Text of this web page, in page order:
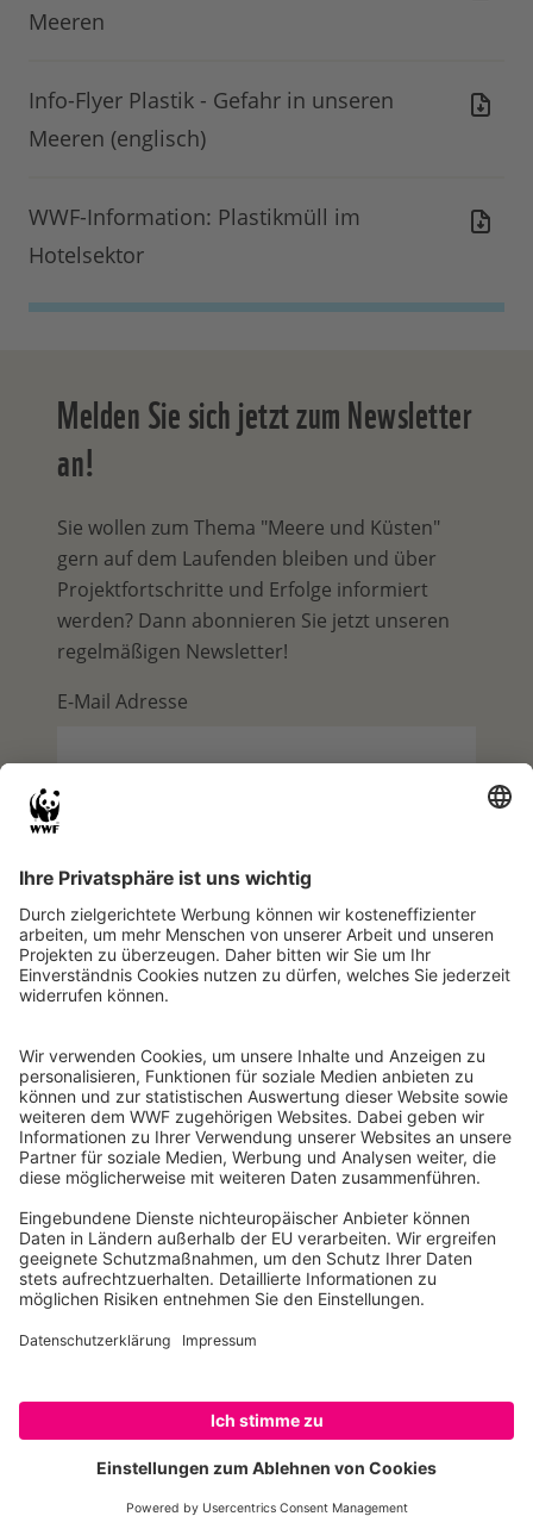
SPENDEN
Meeren
Info-Flyer Plastik - Gefahr in unseren
Meeren (englisch)
WWF-Information: Plastikmüll im
Hotelsektor
Melden Sie sich jetzt zum Newsletter
an!
Sie wollen zum Thema "Meere und Küsten"
gern auf dem Laufenden bleiben und über
Projektfortschritte und Erfolge informiert
werden? Dann abonnieren Sie jetzt unseren
regelmäßigen Newsletter!
E-Mail Adresse
personenbezogenen Daten durch den
WWF zu Zwecken des Versands des
(personalisierten) Newsletters und des
Newsletter-Trackings verarbeitet werden.
Hinweise zum Datenschutz bei Newsletter-Anmeldung
Nach dem Absenden der Daten senden
wir Ihnen eine E-Mail, in der Sie die
Anmeldung bestätigen müssen.
ohne Angabe von Gründen widerrufen.
Einen formlosen Widerruf können Sie
entweder über den Abmeldelink in jedem
Newsletter oder durch eine E-Mail an
Jetzt teilen
Teilen auf Facebook